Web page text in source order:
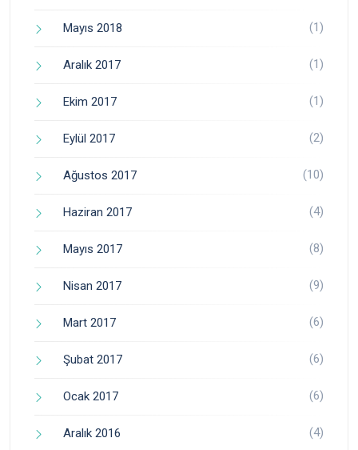
Mayıs 2018 (1)
Aralık 2017 (1)
Ekim 2017 (1)
Eylül 2017 (2)
Ağustos 2017 (10)
Haziran 2017 (4)
Mayıs 2017 (8)
Nisan 2017 (9)
Mart 2017 (6)
Şubat 2017 (6)
Ocak 2017 (6)
Aralık 2016 (4)